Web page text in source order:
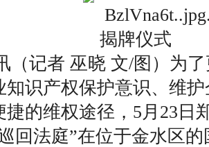
揭牌仪式
（记者 巫晓 文/图）为
知识产权保护意识、维
捷的维权途径，5月23日
回法庭”在位于金水区